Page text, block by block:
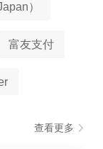
）
富友支付
查看更多